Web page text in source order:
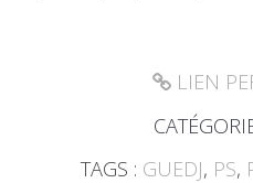
LIEN
TAGS : GUEDJ, PS,